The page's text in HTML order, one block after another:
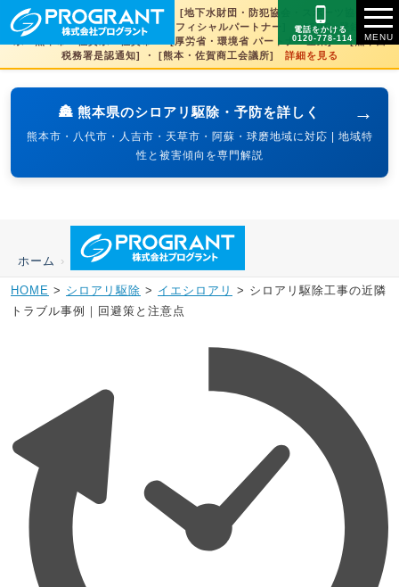
[文化財虫菌害研究所 賛助会員] ・ [地下水財団・防犯協会・スポーツ協会×3県
賛助] ・ [火の国サラマンダーズオフィシャルパートナー] ・ [SDGs登録] 熊本
県・熊本市・佐賀県・佐賀市 ・ [厚労省・環境省 パートナー企業] ・ [熊本西
税務署是認通知] ・ [熊本・佐賀商工会議所] 詳細を見る
→
🏯 熊本県のシロアリ駆除・予防を詳しく
熊本市・八代市・人吉市・天草市・阿蘇・球磨地域に対応 | 地域特
性と被害傾向を専門解説
電話をかける
0120-778-114
ホーム ›
HOME > シロアリ駆除 > イエシロアリ > シロアリ駆除工事の近隣
トラブル事例｜回避策と注意点